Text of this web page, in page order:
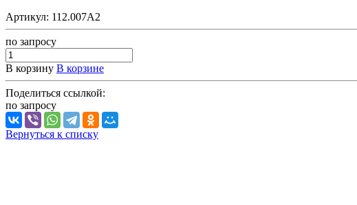
Артикул: 112.007А2
по запросу
В корзину В корзине
Поделиться ссылкой:
по запросу
Вернуться к списку